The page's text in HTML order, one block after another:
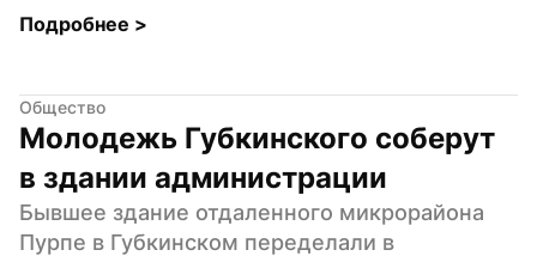
Подробнее >
Общество
Молодежь Губкинского соберут
в здании администрации
Бывшее здание отдаленного микрорайона
Пурпе в Губкинском переделали в